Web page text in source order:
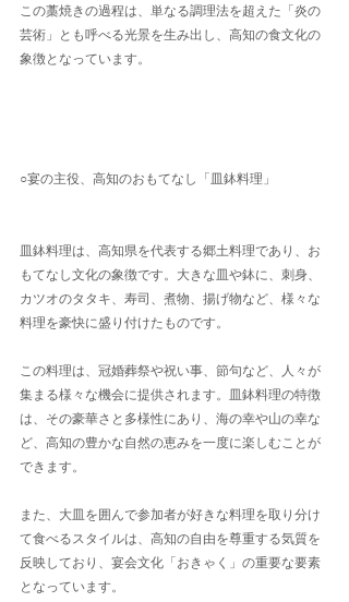
この藁焼きの過程は、単なる調理法を超えた「炎の
芸術」とも呼べる光景を生み出し、高知の食文化の
象徴となっています。
○宴の主役、高知のおもてなし「皿鉢料理」
皿鉢料理は、高知県を代表する郷土料理であり、お
もてなし文化の象徴です。大きな皿や鉢に、刺身、
カツオのタタキ、寿司、煮物、揚げ物など、様々な
料理を豪快に盛り付けたものです。
この料理は、冠婚葬祭や祝い事、節句など、人々が
集まる様々な機会に提供されます。皿鉢料理の特徴
は、その豪華さと多様性にあり、海の幸や山の幸な
ど、高知の豊かな自然の恵みを一度に楽しむことが
できます。
また、大皿を囲んで参加者が好きな料理を取り分け
て食べるスタイルは、高知の自由を尊重する気質を
反映しており、宴会文化「おきゃく」の重要な要素
となっています。